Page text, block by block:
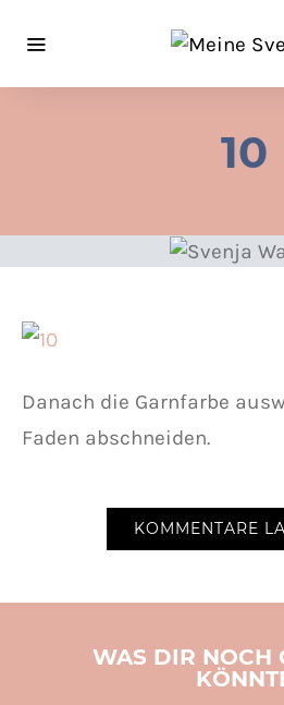
10
Danach die Garnfarbe
Faden abschneiden.
KOMMENTARE
WAS DIR NOCH